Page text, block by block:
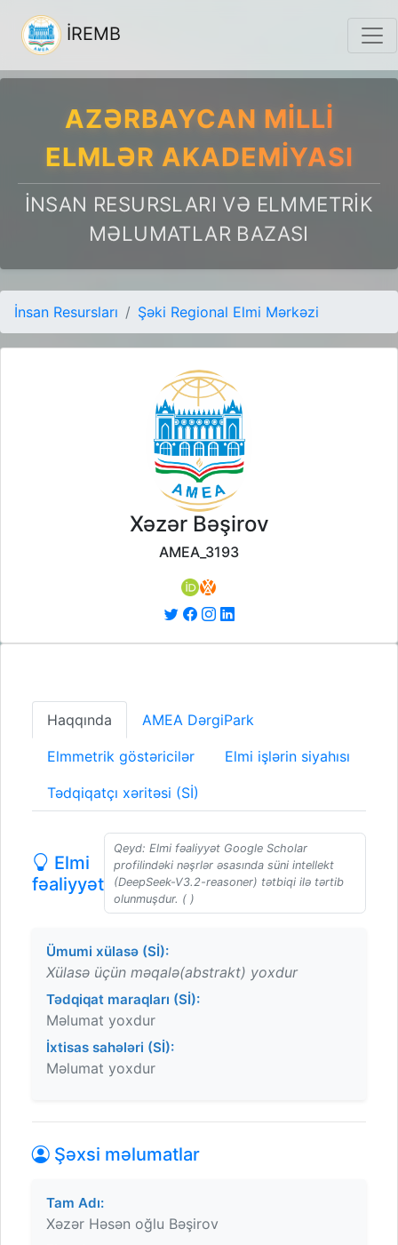
İREMB
AZƏRBAYCAN MILLI
ELMLƏR AKADEMIYASI
İNSAN RESURSLARI VƏ ELMMETRIK
MƏLUMATLAR BAZASI
İnsan Resursları Şəki Regional Elmi Mərkəzi
Xəzər Bəşirov
AMEA_3193
Haqqında AMEA DərgiPark
Elmmetrik göstəricilər Elmi işlərin siyahısı
Tədqiqatçı xəritəsi (Sİ)
Elmi
fəaliyyət
Qeyd: Elmi fəaliyyət Google Scholar
profilindəki nəşrlər əsasında süni intellekt
(DeepSeek-V3.2-reasoner) tətbiqi ilə tərtib
olunmuşdur. ( )
Ümumi xülasə (Sİ):
Xülasə üçün məqalə(abstrakt) yoxdur
Tədqiqat maraqları (Sİ):
Məlumat yoxdur
İxtisas sahələri (Sİ):
Məlumat yoxdur
Şəxsi məlumatlar
Tam Adı:
Xəzər Həsən oğlu Bəşirov